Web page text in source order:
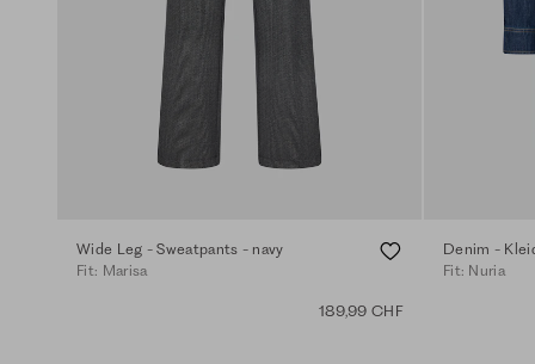
Wide Leg - Sweatpants - navy
Fit: Marisa
189,99 CHF
Denim -
Fit: Nuria